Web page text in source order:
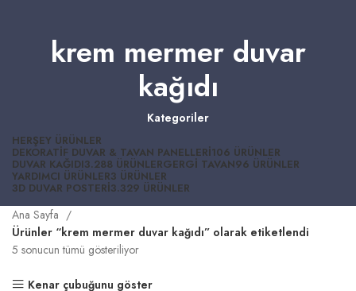
krem mermer duvar
kağıdı
Kategoriler
HERŞEY ÜRÜNLER
DEKORATIF DUVAR & TAVAN PANELLERI106 ÜRÜNLER
DUVAR KAĞIDI3.288 ÜRÜNLERGERGI TAVAN96 ÜRÜNLER
YARDIMCI ÜRÜNLER3 ÜRÜNLER
3D DUVAR POSTERI3.329 ÜRÜNLER
Ana Sayfa
Ürünler “krem mermer duvar kağıdı” olarak etiketlendi
5 sonucun tümü gösteriliyor
Kenar çubuğunu göster